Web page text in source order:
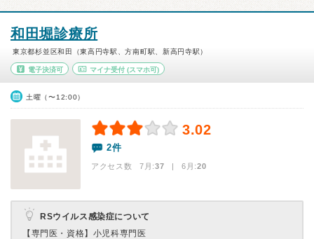
和田堀診療所
東京都杉並区和田（東高円寺駅、方南町駅、新高円寺駅）
電子決済可 マイナ受付(スマホ可)
土曜（〜12:00）
3.02
2件
アクセス数 7月:37 | 6月:20
RSウイルス感染症について
【専門医・資格】 小児科専門医